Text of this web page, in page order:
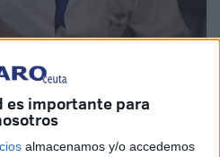
es importante para
almacenamos y/o accedemos